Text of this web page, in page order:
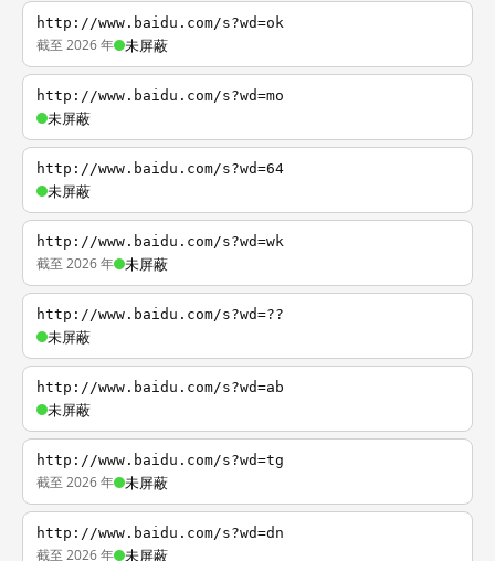
http://www.baidu.com/s?wd=ok
截至 2026 年 未屏蔽
http://www.baidu.com/s?wd=mo
未屏蔽
http://www.baidu.com/s?wd=64
未屏蔽
http://www.baidu.com/s?wd=wk
截至 2026 年 未屏蔽
http://www.baidu.com/s?wd=??
未屏蔽
http://www.baidu.com/s?wd=ab
未屏蔽
http://www.baidu.com/s?wd=tg
截至 2026 年 未屏蔽
http://www.baidu.com/s?wd=dn
截至 2026 年 未屏蔽